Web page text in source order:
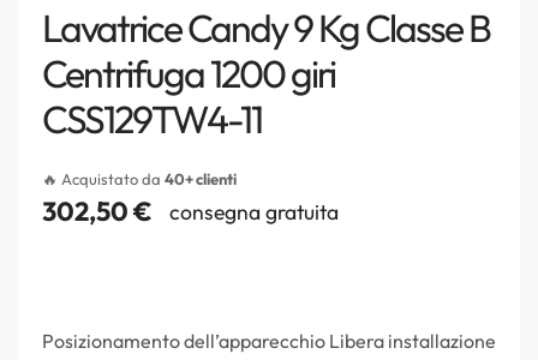
Lavatrice Candy 9 Kg Classe B
Centrifuga 1200 giri
CSS129TW4-11
🔥 Acquistato da 40+ clienti
302,50€ consegna gratuita
Posizionamento dell’apparecchio Libera installazione